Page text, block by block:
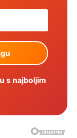
s najboljim